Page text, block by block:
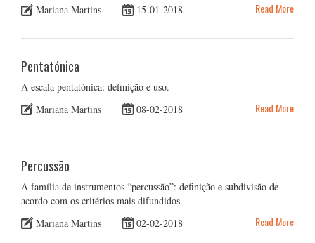
Mariana Martins
15-01-2018 Read More
Pentatónica
A escala pentatónica: definição e uso.
Mariana Martins
08-02-2018 Read More
Percussão
A família de instrumentos “percussão”: definição e subdivisão de
acordo com os critérios mais difundidos.
Mariana Martins
02-02-2018 Read More